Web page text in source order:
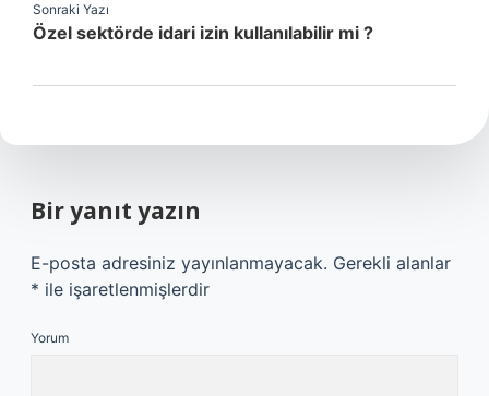
Sonraki Yazı
Özel sektörde idari izin kullanılabilir mi ?
Bir yanıt yazın
E-posta adresiniz yayınlanmayacak. Gerekli alanlar
* ile işaretlenmişlerdir
Yorum